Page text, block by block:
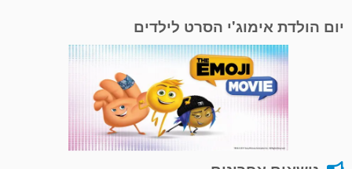
יום הולדת אימוג'י הסרט לילדים